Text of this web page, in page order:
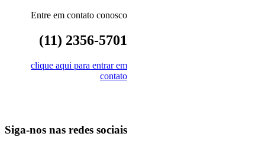
Entre em contato conosco
(11) 2356-5701
clique aqui para entrar em
contato
Siga-nos nas redes sociais